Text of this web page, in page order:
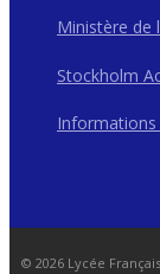
Ministère de
Stockholm
Informations
© 2026 Lycée